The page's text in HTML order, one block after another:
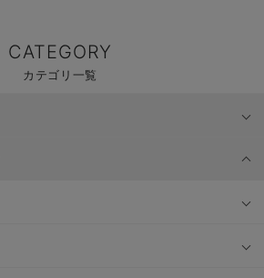
CATEGORY
カテゴリ一覧